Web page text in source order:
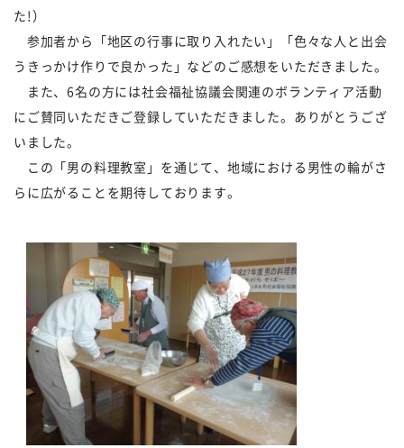
対する基本方針
免責事項
た!）
参加者から「地区の行事に取り入れたい」「色々な人と出会
うきっかけ作りで良かった」などのご感想をいただきました。
また、6名の方には社会福祉協議会関連のボランティア活動
にご賛同いただきご登録していただきました。ありがとうござ
いました。
この「男の料理教室」を通じて、地域における男性の輪がさ
らに広がることを期待しております。